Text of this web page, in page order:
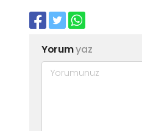
Yorumyaz